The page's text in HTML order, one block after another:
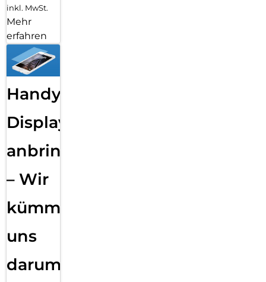
inkl. MwSt.
Mehr
erfahren
Handy
Displayfolie
anbringen
– Wir
kümmern
uns
darum!